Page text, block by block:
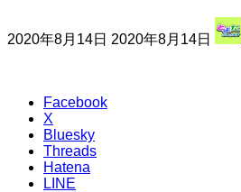
2020年8月14日 終
2020年8月14日
Facebook
X
Bluesky
Threads
Hatena
LINE